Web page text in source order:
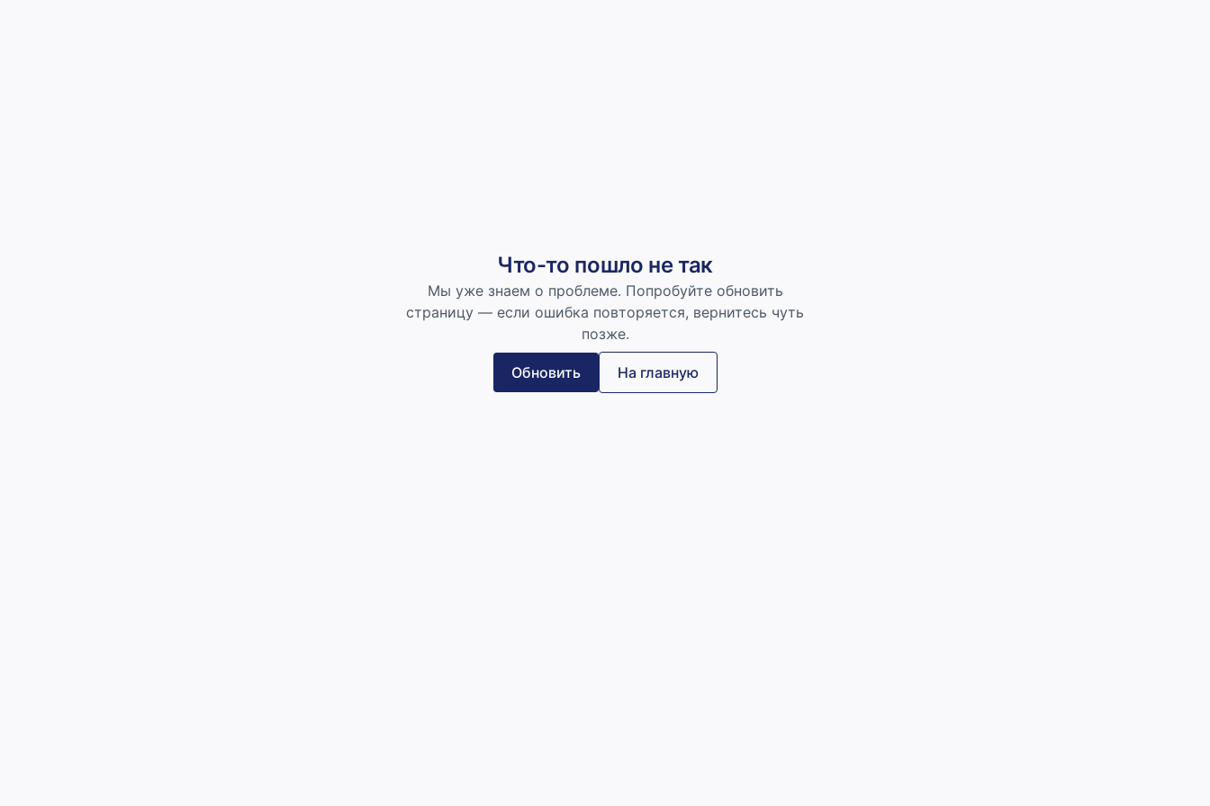
Что-то пошло не так
Мы уже знаем о проблеме. Попробуйте обновить
страницу — если ошибка повторяется, вернитесь чуть
позже.
Обновить На главную